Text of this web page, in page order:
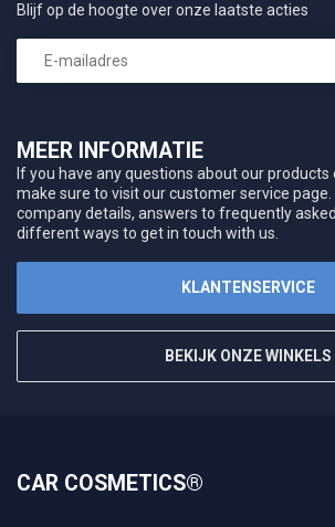
MEER INFORMATIE
If you have any questions about our products
make sure to visit our customer service
company details, answers to frequently
different ways to get in touch with us.
KLANTENSERVICE
BEKIJK ONZE WINKELS
Blijf op de hoogte over onze laatste acties
CAR COSMETICS®